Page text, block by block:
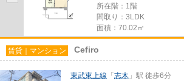
所在階：1階
間取り：3LDK
面積：70.02㎡
賃貸｜マンション Cefiro
東武東上線 「 志木 」駅 徒歩6分